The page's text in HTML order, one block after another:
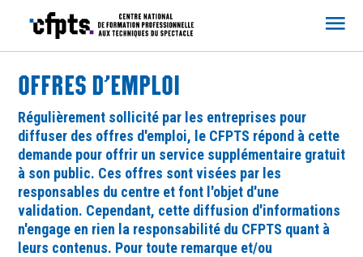
OFFRES D’EMPLOI
Régulièrement sollicité par les entreprises pour
diffuser des offres d'emploi, le CFPTS répond à cette
demande pour offrir un service supplémentaire gratuit
à son public. Ces offres sont visées par les
responsables du centre et font l'objet d'une
validation. Cependant, cette diffusion d'informations
n'engage en rien la responsabilité du CFPTS quant à
leurs contenus. Pour toute remarque et/ou